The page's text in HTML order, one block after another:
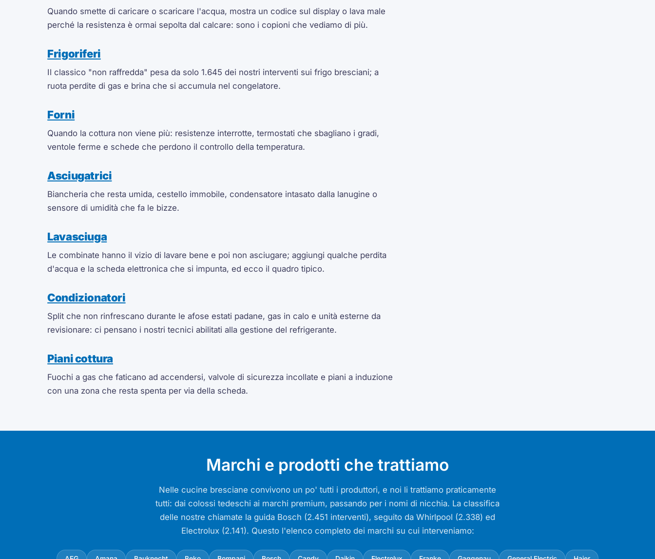
Quando smette di caricare o scaricare l'acqua, mostra un codice sul display o lava male
perché la resistenza è ormai sepolta dal calcare: sono i copioni che vediamo di più.
Frigoriferi
Il classico "non raffredda" pesa da solo 1.645 dei nostri interventi sui frigo bresciani; a
ruota perdite di gas e brina che si accumula nel congelatore.
Forni
Quando la cottura non viene più: resistenze interrotte, termostati che sbagliano i gradi,
ventole ferme e schede che perdono il controllo della temperatura.
Asciugatrici
Biancheria che resta umida, cestello immobile, condensatore intasato dalla lanugine o
sensore di umidità che fa le bizze.
Lavasciuga
Le combinate hanno il vizio di lavare bene e poi non asciugare; aggiungi qualche perdita
d'acqua e la scheda elettronica che si impunta, ed ecco il quadro tipico.
Condizionatori
Split che non rinfrescano durante le afose estati padane, gas in calo e unità esterne da
revisionare: ci pensano i nostri tecnici abilitati alla gestione del refrigerante.
Piani cottura
Fuochi a gas che faticano ad accendersi, valvole di sicurezza incollate e piani a induzione
con una zona che resta spenta per via della scheda.
Marchi e prodotti che trattiamo
Nelle cucine bresciane convivono un po' tutti i produttori, e noi li trattiamo praticamente
tutti: dai colossi tedeschi ai marchi premium, passando per i nomi di nicchia. La classifica
delle nostre chiamate la guida Bosch (2.451 interventi), seguito da Whirlpool (2.338) ed
Electrolux (2.141). Questo l'elenco completo dei marchi su cui interveniamo: